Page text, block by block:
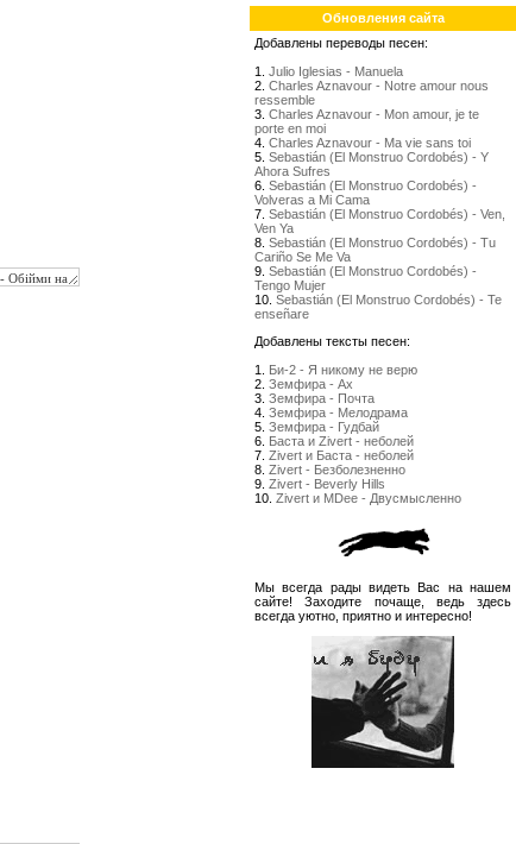
Обновления сайта
Добавлены переводы песен:
1. Julio Iglesias - Manuela
2. Charles Aznavour - Notre amour nous
ressemble
3. Charles Aznavour - Mon amour, je te
porte en moi
4. Charles Aznavour - Ma vie sans toi
5. Sebastián (El Monstruo Cordobés) - Y
Ahora Sufres
6. Sebastián (El Monstruo Cordobés) -
Volveras a Mi Cama
7. Sebastián (El Monstruo Cordobés) - Ven,
Ven Ya
8. Sebastián (El Monstruo Cordobés) - Tu
Cariño Se Me Va
9. Sebastián (El Monstruo Cordobés) -
Tengo Mujer
10. Sebastián (El Monstruo Cordobés) - Te
enseñare
Добавлены тексты песен:
1. Би-2 - Я никому не верю
2. Земфира - Ах
3. Земфира - Почта
4. Земфира - Мелодрама
5. Земфира - Гудбай
6. Баста и Zivert - неболей
7. Zivert и Баста - неболей
8. Zivert - Безболезненно
9. Zivert - Beverly Hills
10. Zivert и MDee - Двусмысленно
Мы всегда рады видеть Вас на нашем
сайте! Заходите почаще, ведь здесь
всегда уютно, приятно и интересно!